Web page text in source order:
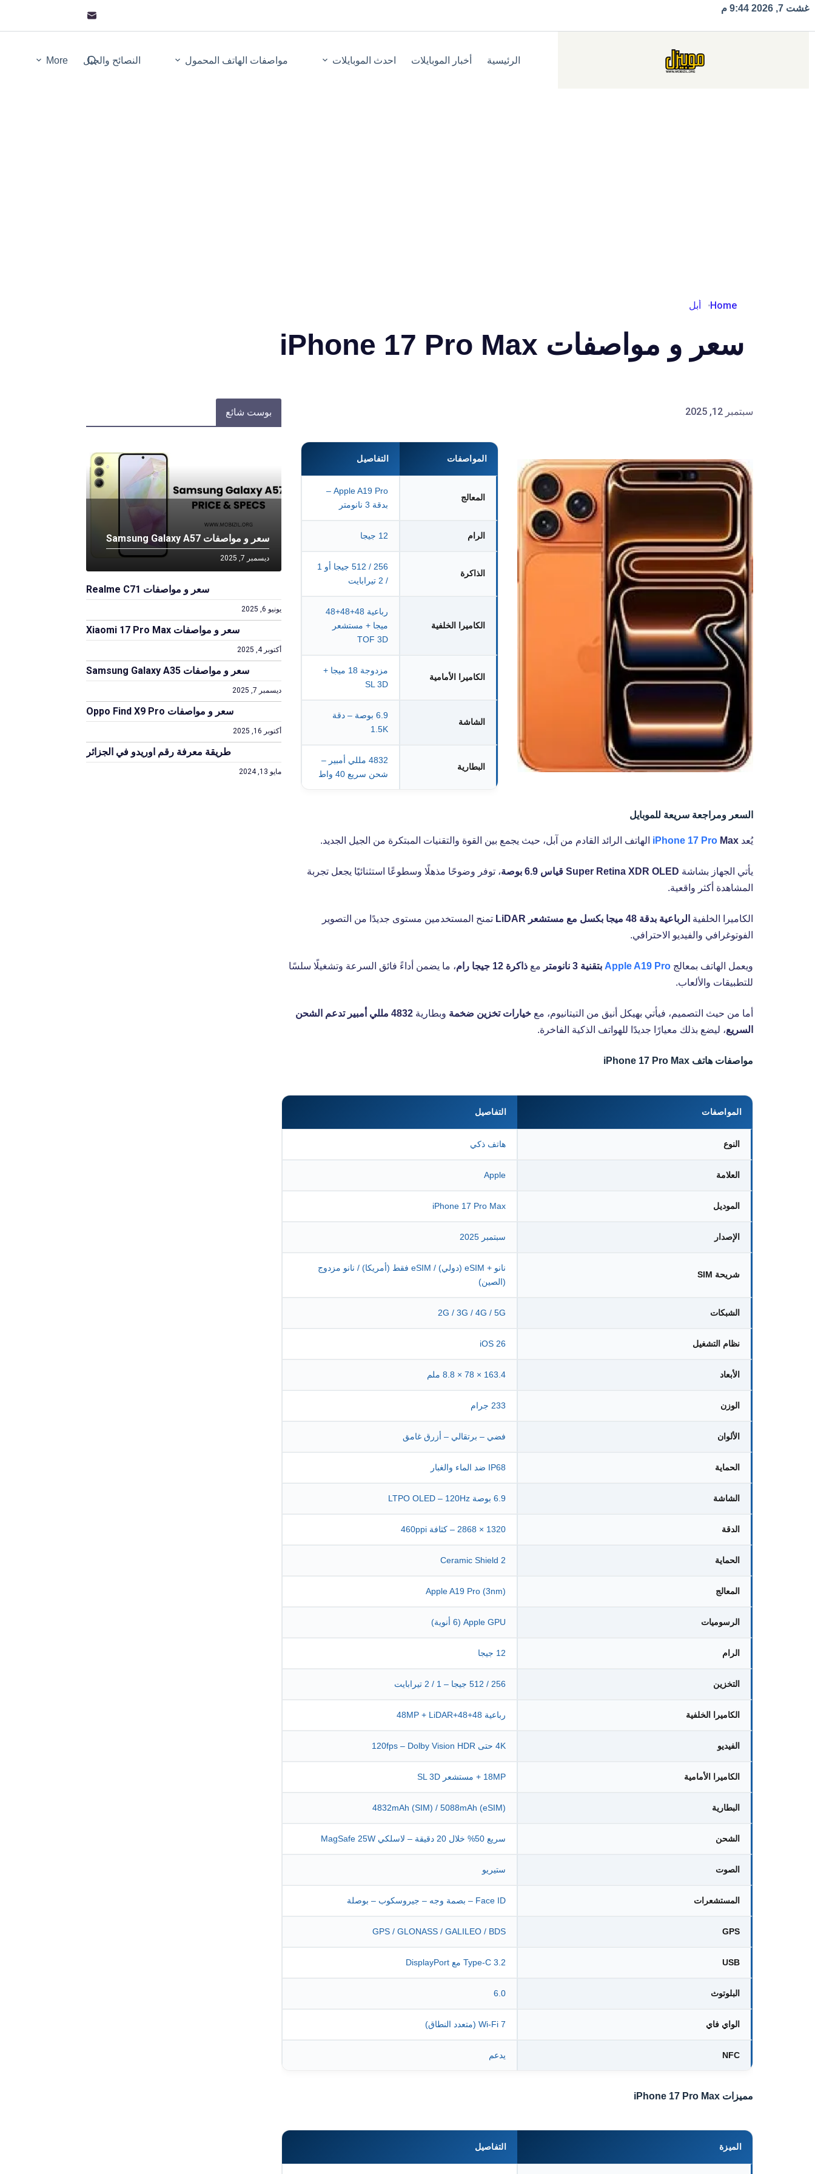
Skip
غشت 7, 2026 9:44 م
الرئيسية أخبار الموبايلات احدث الموبايلات مواصفات الهاتف المحمول النصائح والحيل More
Home أبل
سعر و مواصفات iPhone 17 Pro Max
سبتمبر 12, 2025
المواصفات التفاصيل
المعالج
Apple A19 Pro –
بدقة 3 نانومتر
الرام 12 جيجا
الذاكرة
256 / 512 جيجا أو 1
/ 2 تيرابايت
الكاميرا الخلفية
رباعية 48+48+48
ميجا + مستشعر
TOF 3D
الكاميرا الأمامية
مزدوجة 18 ميجا +
SL 3D
الشاشة
6.9 بوصة – دقة
1.5K
البطارية
4832 مللي أمبير –
شحن سريع 40 واط
السعر ومراجعة سريعة للموبايل
يُعد iPhone 17 Pro Max الهاتف الرائد القادم من آبل، حيث يجمع بين القوة والتقنيات المبتكرة من الجيل الجديد.
يأتي الجهاز بشاشة Super Retina XDR OLED قياس 6.9 بوصة
، توفر وضوحًا مذهلًا وسطوعًا استثنائيًا يجعل تجربة
المشاهدة أكثر واقعية.
الكاميرا الخلفية الرباعية بدقة 48 ميجا بكسل مع مستشعر LiDAR
تمنح المستخدمين مستوى جديدًا من التصوير
الفوتوغرافي والفيديو الاحترافي.
ويعمل الهاتف بمعالج Apple A19 Pro بتقنية 3 نانومتر مع ذاكرة 12 جيجا رام
، ما يضمن أداءً فائق السرعة وتشغيلًا سلسًا
للتطبيقات والألعاب.
أما من حيث التصميم، فيأتي بهيكل أنيق من التيتانيوم، مع خيارات تخزين ضخمة وبطارية
4832 مللي أمبير تدعم الشحن
السريع، ليضع بذلك معيارًا جديدًا للهواتف الذكية الفاخرة.
مواصفات هاتف iPhone 17 Pro Max
المواصفات التفاصيل
النوع هاتف ذكي
العلامة Apple
الموديل iPhone 17 Pro Max
الإصدار سبتمبر 2025
شريحة SIM
نانو + eSIM (دولي) / eSIM فقط (أمريكا) / نانو مزدوج
(الصين)
الشبكات 2G / 3G / 4G / 5G
نظام التشغيل iOS 26
الأبعاد 163.4 × 78 × 8.8 ملم
الوزن 233 جرام
الألوان فضي – برتقالي – أزرق غامق
الحماية IP68 ضد الماء والغبار
الشاشة 6.9 بوصة LTPO OLED – 120Hz
الدقة 1320 × 2868 – كثافة 460ppi
الحماية Ceramic Shield 2
المعالج Apple A19 Pro (3nm)
الرسوميات Apple GPU (6 أنوية)
الرام 12 جيجا
التخزين 256 / 512 جيجا – 1 / 2 تيرابايت
الكاميرا الخلفية رباعية 48+48+48MP + LiDAR
الفيديو 4K حتى 120fps – Dolby Vision HDR
الكاميرا الأمامية 18MP + مستشعر SL 3D
البطارية 4832mAh (SIM) / 5088mAh (eSIM)
الشحن سريع 50% خلال 20 دقيقة – لاسلكي MagSafe 25W
الصوت ستيريو
المستشعرات Face ID – بصمة وجه – جيروسكوب – بوصلة
GPS
GPS / GLONASS / GALILEO / BDS
USB Type-C 3.2 مع DisplayPort
البلوتوث 6.0
الواي فاي Wi-Fi 7 (متعدد النطاق)
NFC يدعم
مميزات iPhone 17 Pro Max
الميزة التفاصيل
بوست شائع
سعر و مواصفات Samsung Galaxy A57
ديسمبر 7, 2025
سعر و مواصفات Realme C71
يونيو 6, 2025
سعر و مواصفات Xiaomi 17 Pro Max
أكتوبر 4, 2025
سعر و مواصفات Samsung Galaxy A35
ديسمبر 7, 2025
سعر و مواصفات Oppo Find X9 Pro
أكتوبر 16, 2025
طريقة معرفة رقم اوريدو في الجزائر
مايو 13, 2024